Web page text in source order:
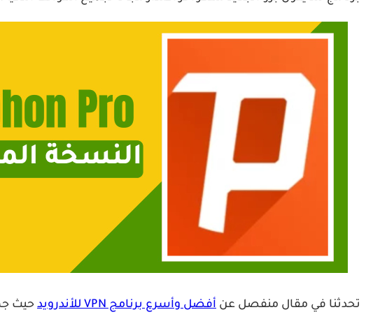
تحدثنا في مقال منفصل عن أفضل وأسرع برنامج VPN للأندرويد